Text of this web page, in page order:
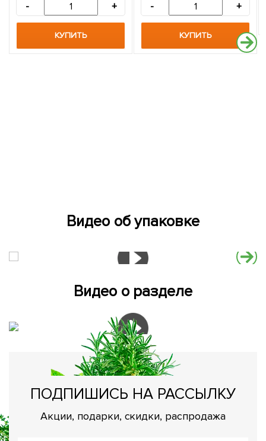
- +
КУПИТЬ
- +
КУПИТЬ
Видео об упаковке
Видео о разделе
ПОДПИШИСЬ НА РАССЫЛКУ
Акции, подарки, скидки, распродажа